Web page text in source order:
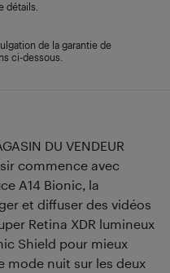
DU VENDEUR
commence avec
A14 Bionic, la
et diffuser des vidéos
Retina XDR lumineux
Shield pour mieux
mode nuit sur les deux
détails.
de la garantie de
ci-dessous.